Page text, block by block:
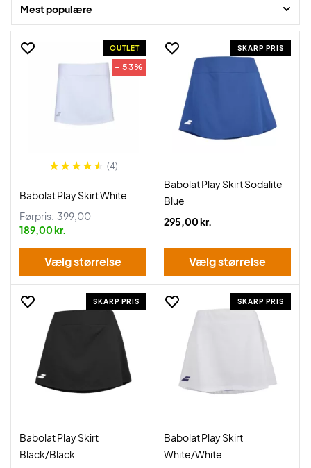
Mest populære
OUTLET
- 53%
(4)
Babolat Play Skirt White
Førpris: 399,00
189,00 kr.
Vælg størrelse
SKARP PRIS
Babolat Play Skirt Sodalite
Blue
295,00 kr.
Vælg størrelse
SKARP PRIS
Babolat Play Skirt
Black/Black
SKARP PRIS
Babolat Play Skirt
White/White